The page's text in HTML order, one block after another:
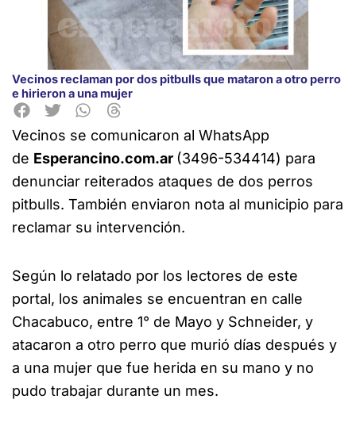
Vecinos reclaman por dos pitbulls que mataron a otro perro
e hirieron a una mujer
Vecinos se comunicaron al WhatsApp
de Esperancino.com.ar (3496-534414) para
denunciar reiterados ataques de dos perros
pitbulls. También enviaron nota al municipio para
reclamar su intervención.
Según lo relatado por los lectores de este
portal, los animales se encuentran en calle
Chacabuco, entre 1° de Mayo y Schneider, y
atacaron a otro perro que murió días después y
a una mujer que fue herida en su mano y no
pudo trabajar durante un mes.